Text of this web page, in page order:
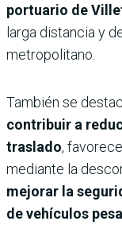
portuario de
larga distancia y
metropolitano.
También se
contribuir a
traslado,
mediante la
mejorar la
de vehículos